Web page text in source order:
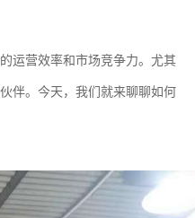
运营效率和市场竞争力。尤其
伴。今天，我们就来聊聊如何